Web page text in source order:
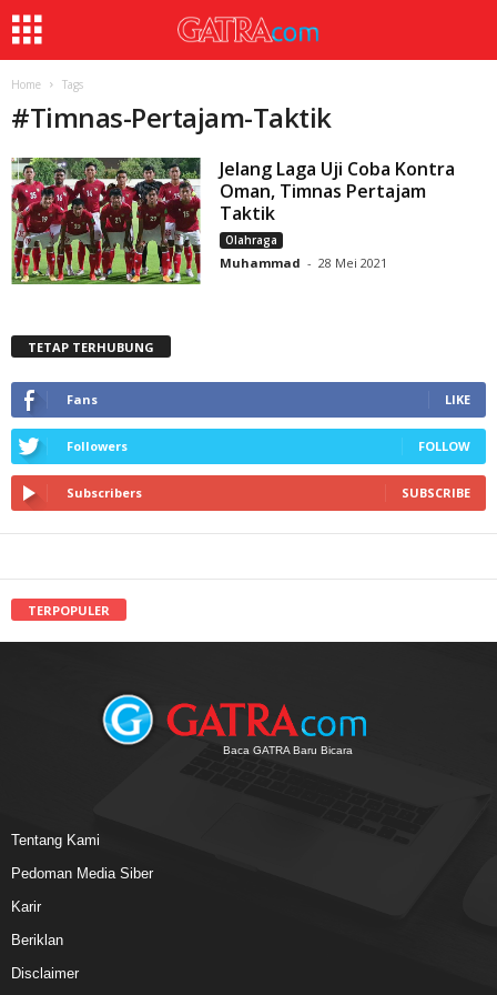
Home Tags
#Timnas-Pertajam-Taktik
Jelang Laga Uji Coba Kontra
Oman, Timnas Pertajam
Taktik
Olahraga
Muhammad - 28 Mei 2021
TETAP TERHUBUNG
Fans LIKE
Followers FOLLOW
Subscribers SUBSCRIBE
TERPOPULER
Baca GATRA Baru Bicara
Tentang Kami
Pedoman Media Siber
Karir
Beriklan
Disclaimer